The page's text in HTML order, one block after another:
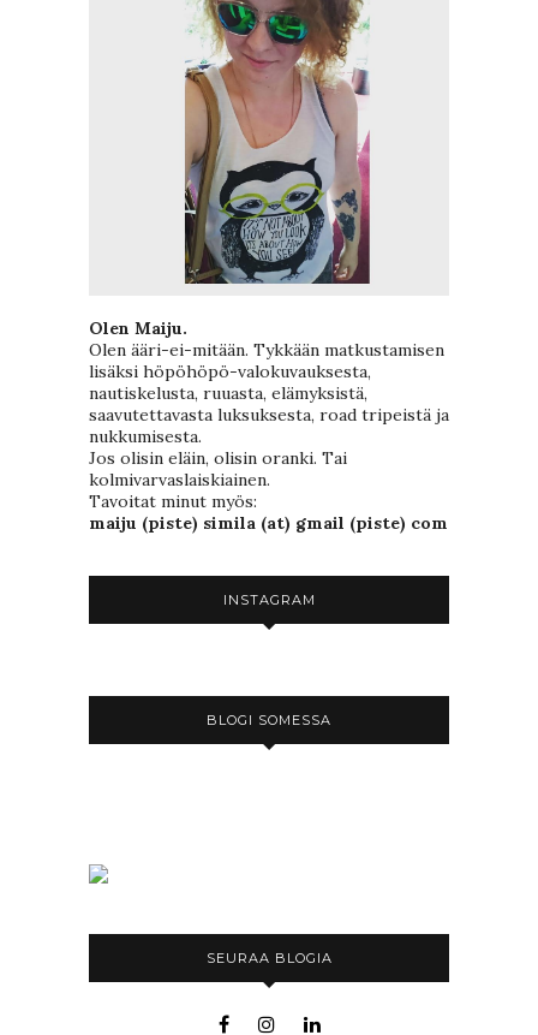
Olen Maiju.
Olen ääri-ei-mitään. Tykkään matkustamisen
lisäksi höpöhöpö-valokuvauksesta,
nautiskelusta, ruuasta, elämyksistä,
saavutettavasta luksuksesta, road tripeistä ja
nukkumisesta.
Jos olisin eläin, olisin oranki. Tai
kolmivarvaslaiskiainen.
Tavoitat minut myös:
maiju (piste) simila (at) gmail (piste) com
INSTAGRAM
BLOGI SOMESSA
SEURAA BLOGIA